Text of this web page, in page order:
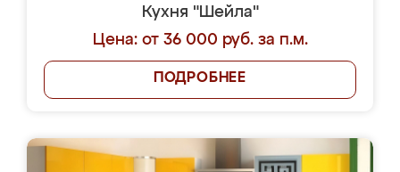
Кухня "Шейла"
Цена: от 36 000 руб. за п.м.
ПОДРОБНЕЕ